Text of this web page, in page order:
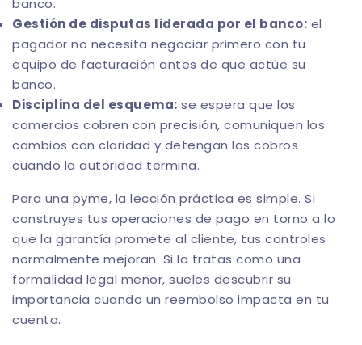
banco.
Gestión de disputas liderada por el banco: el
pagador no necesita negociar primero con tu
equipo de facturación antes de que actúe su
banco.
Disciplina del esquema: se espera que los
comercios cobren con precisión, comuniquen los
cambios con claridad y detengan los cobros
cuando la autoridad termina.
Para una pyme, la lección práctica es simple. Si
construyes tus operaciones de pago en torno a lo
que la garantía promete al cliente, tus controles
normalmente mejoran. Si la tratas como una
formalidad legal menor, sueles descubrir su
importancia cuando un reembolso impacta en tu
cuenta.